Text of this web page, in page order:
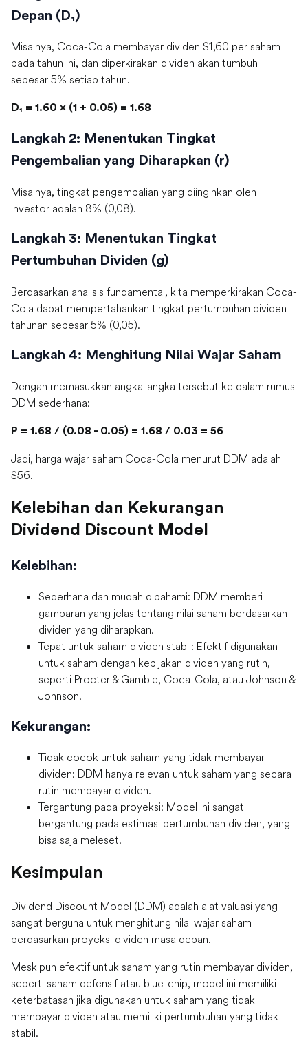
Depan (D₁)
Misalnya, Coca-Cola membayar dividen $1,60 per saham
pada tahun ini, dan diperkirakan dividen akan tumbuh
sebesar 5% setiap tahun.
D₁ = 1.60 × (1 + 0.05) = 1.68
Langkah 2: Menentukan Tingkat
Pengembalian yang Diharapkan (r)
Misalnya, tingkat pengembalian yang diinginkan oleh
investor adalah 8% (0,08).
Langkah 3: Menentukan Tingkat
Pertumbuhan Dividen (g)
Berdasarkan analisis fundamental, kita memperkirakan Coca-
Cola dapat mempertahankan tingkat pertumbuhan dividen
tahunan sebesar 5% (0,05).
Langkah 4: Menghitung Nilai Wajar Saham
Dengan memasukkan angka-angka tersebut ke dalam rumus
DDM sederhana:
P = 1.68 / (0.08 - 0.05) = 1.68 / 0.03 = 56
Jadi, harga wajar saham Coca-Cola menurut DDM adalah
$56.
Kelebihan dan Kekurangan
Dividend Discount Model
Kelebihan:
Sederhana dan mudah dipahami: DDM memberi
gambaran yang jelas tentang nilai saham berdasarkan
dividen yang diharapkan.
Tepat untuk saham dividen stabil: Efektif digunakan
untuk saham dengan kebijakan dividen yang rutin,
seperti Procter & Gamble, Coca-Cola, atau Johnson &
Johnson.
Kekurangan:
Tidak cocok untuk saham yang tidak membayar
dividen: DDM hanya relevan untuk saham yang secara
rutin membayar dividen.
Tergantung pada proyeksi: Model ini sangat
bergantung pada estimasi pertumbuhan dividen, yang
bisa saja meleset.
Kesimpulan
Dividend Discount Model (DDM) adalah alat valuasi yang
sangat berguna untuk menghitung nilai wajar saham
berdasarkan proyeksi dividen masa depan.
Meskipun efektif untuk saham yang rutin membayar dividen,
seperti saham defensif atau blue-chip, model ini memiliki
keterbatasan jika digunakan untuk saham yang tidak
membayar dividen atau memiliki pertumbuhan yang tidak
stabil.